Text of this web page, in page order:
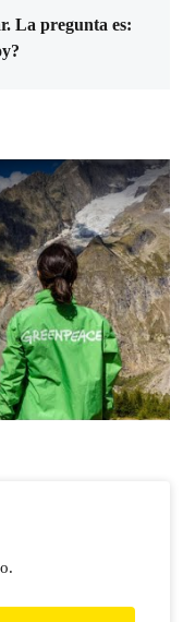
La pregunta es: